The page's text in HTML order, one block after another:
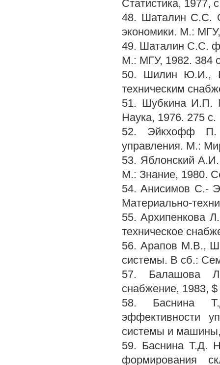
Статистика, 1977,
48. Шаталин С.С.
экономики. М.:
49. Шаталин С.С.
М.: МГУ, 1982. 384
50. Шилин Ю.И.,
техническим
51. Шубкина И.П.
Наука, 1976. 275 с.
52. Эйкхофф П.
управления. М.:
53. Яблонский
М.: Знание, 1980.
54. Анисимов С.-
Материально-
55. Архипенкова
техническое
56. Арапов М.В.,
системы. В сб.:
57. Балашова Л.
снабжение, 1983,
58. Баснина
эффективности
системы и
59. Баснина Т.Д.
формирования